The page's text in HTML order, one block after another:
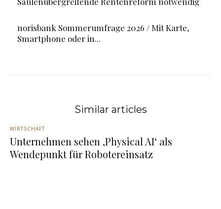
norisbank Sommerumfrage 2026 / Mit Karte,
Smartphone oder in...
Similar articles
WIRTSCHAFT
Unternehmen sehen ‚Physical AI‘ als
Wendepunkt für Robotereinsatz